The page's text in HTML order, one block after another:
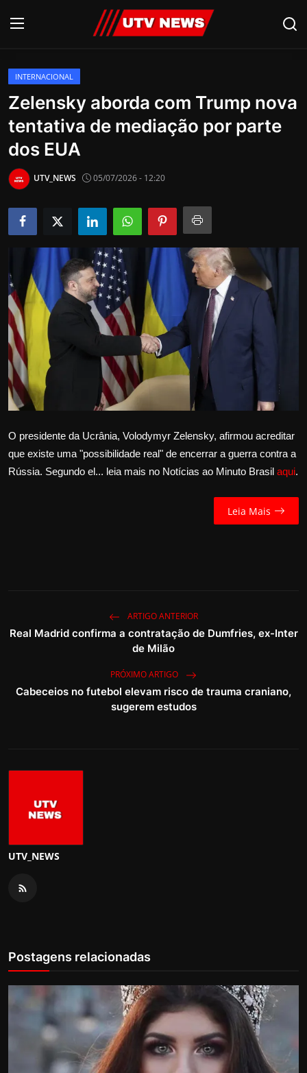
AO VIVO
PIRACICABA
CAMPINAS
LIMEIRA
ESPIRITO SANTO
Economia
Cultura
Internacional
APOIE
Educação
Política
INTERNACIONAL
Zelensky aborda com Trump nova
tentativa de mediação por parte
dos EUA
UTV_NEWS 05/07/2026 - 12:20
O presidente da Ucrânia, Volodymyr Zelensky, afirmou acreditar
que existe uma "possibilidade real" de encerrar a guerra contra a
Rússia. Segundo el... leia mais no Notícias ao Minuto Brasil aqui.
Leia Mais
ARTIGO ANTERIOR
Real Madrid confirma a contratação de Dumfries, ex-Inter
de Milão
PRÓXIMO ARTIGO
Cabeceios no futebol elevam risco de trauma craniano,
sugerem estudos
UTV_NEWS
Postagens relacionadas